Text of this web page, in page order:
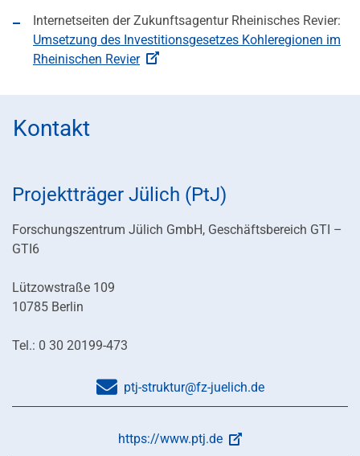
Internetseiten der Zukunftsagentur Rheinisches Revier:
Umsetzung des Investitionsgesetzes Kohleregionen im
Rheinischen Revier
Kontakt
Projektträger Jülich (PtJ)
Forschungszentrum Jülich GmbH, Geschäftsbereich GTI –
GTI6
Lützowstraße 109
10785 Berlin
Tel.: 0 30 20199-473
ptj-struktur@fz-juelich.de
https://www.ptj.de